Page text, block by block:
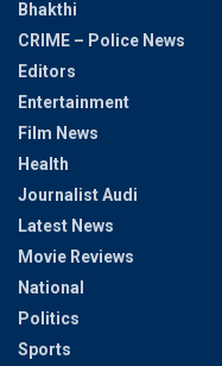
Bhakthi
CRIME – Police News
Editors
Entertainment
Film News
Health
Journalist Audi
Latest News
Movie Reviews
National
Politics
Sports